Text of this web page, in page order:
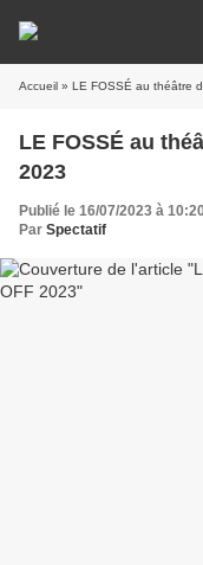
Accueil » LE FOSSÉ au théâtre
LE FOSSÉ au
2023
Publié le 16/07/2023 à
Par Spectatif